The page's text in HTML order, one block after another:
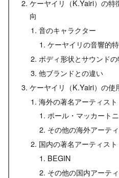
ケーヤイリ（K.Yairi）の特
向
音のキャラクター
ケーヤイリの音響的
ボディ形状とサウンド
他ブランドとの違い
ケーヤイリ（K.Yairi）の使
海外の著名アーティスト
ポール・マッカート
その他の海外アーテ
国内の著名アーティスト
BEGIN
その他の国内アーテ